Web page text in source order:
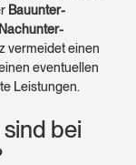
Bau­unter­
vermeidet einen
even­tuellen
Leistungen.
bei